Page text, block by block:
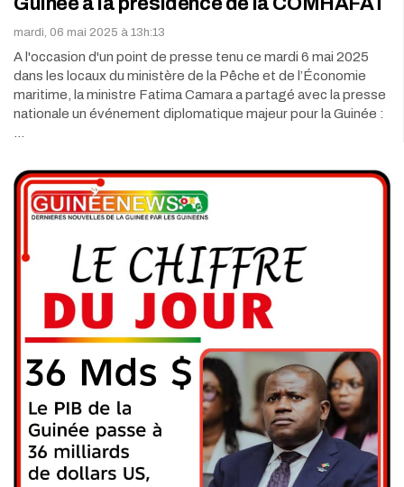
mardi, 06 mai 2025 à 13h:13
A l'occasion d'un point de presse tenu ce mardi 6 mai 2025
dans les locaux du ministère de la Pêche et de l’Économie
maritime, la ministre Fatima Camara a partagé avec la presse
nationale un événement diplomatique majeur pour la Guinée :
…